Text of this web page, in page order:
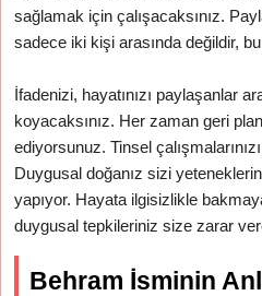
sağlamak için çalışacaksınız.
sadece iki kişi arasında değildir,
İfadenizi, hayatınızı paylaşanlar
koyacaksınız. Her zaman geri
ediyorsunuz. Tinsel
Duygusal doğanız sizi
yapıyor. Hayata ilgisizlikle
duygusal tepkileriniz size zarar
Behram İsminin